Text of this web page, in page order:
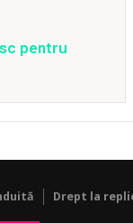
pentru
Drept la